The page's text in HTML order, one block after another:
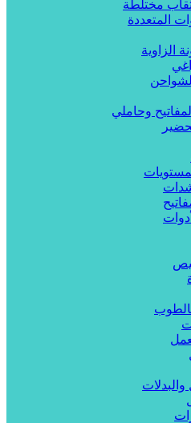
مختلطة
المتعددة
الزاوية
وحاملي
بالطوب